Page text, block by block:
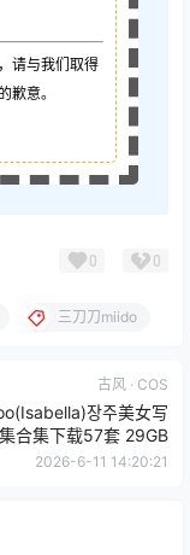
请与我们取得
歉意。
0 0
三刀刀miido
古风 · COS
장주美女写
合集下载57套 29GB
2026-6-11 14:20:21